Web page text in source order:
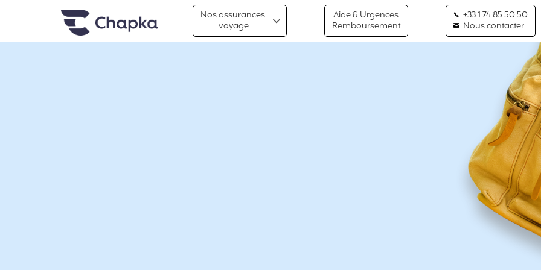
Chapka Assurances Voyages
Nos assurances
voyage
Aide & Urgences
Remboursement
+33 1 74 85 50 50
Nous contacter